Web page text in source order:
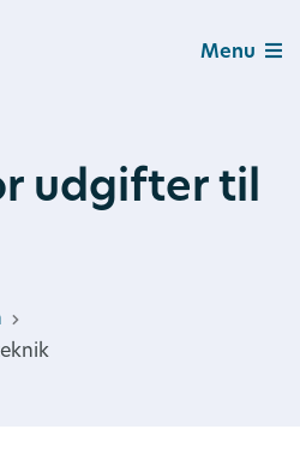
Menu
udgifter til